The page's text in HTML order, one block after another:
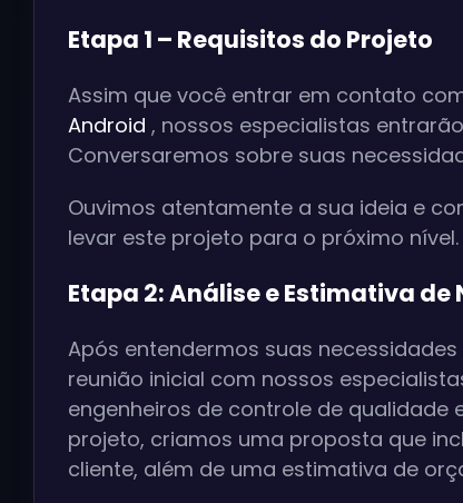
Etapa 1 – Requisitos do Projeto
Assim que você entrar em contato
Android , nossos especialistas
Conversaremos sobre suas
Ouvimos atentamente a sua ideia e
levar este projeto para o próximo nível.
Etapa 2: Análise e Estimativa de
Após entendermos suas
reunião inicial com nossos
engenheiros de controle de qualidade
projeto, criamos uma proposta que
cliente, além de uma estimativa de